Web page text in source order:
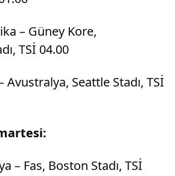
– Güney Kore,
TSİ 04.00
Avustralya, Seattle Stadı, TSİ
– Fas, Boston Stadı, TSİ